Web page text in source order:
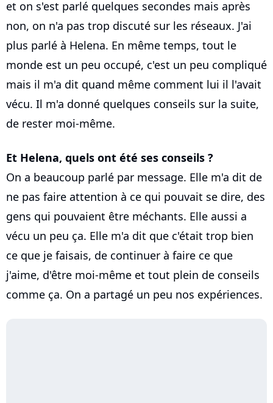
et on s'est parlé quelques secondes mais après
non, on n'a pas trop discuté sur les réseaux. J'ai
plus parlé à Helena. En même temps, tout le
monde est un peu occupé, c'est un peu compliqué
mais il m'a dit quand même comment lui il l'avait
vécu. Il m'a donné quelques conseils sur la suite,
de rester moi-même.
Et Helena, quels ont été ses conseils ?
On a beaucoup parlé par message. Elle m'a dit de
ne pas faire attention à ce qui pouvait se dire, des
gens qui pouvaient être méchants. Elle aussi a
vécu un peu ça. Elle m'a dit que c'était trop bien
ce que je faisais, de continuer à faire ce que
j'aime, d'être moi-même et tout plein de conseils
comme ça. On a partagé un peu nos expériences.